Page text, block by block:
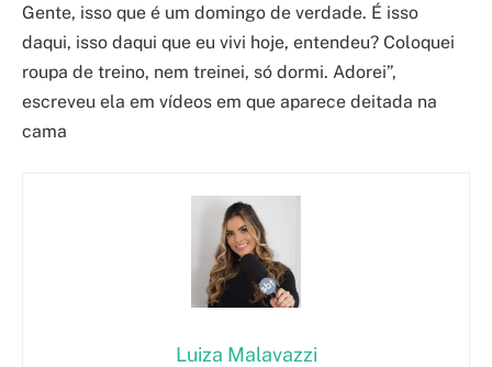
Gente, isso que é um domingo de verdade. É isso
daqui, isso daqui que eu vivi hoje, entendeu? Coloquei
roupa de treino, nem treinei, só dormi. Adorei”,
escreveu ela em vídeos em que aparece deitada na
cama
Luiza Malavazzi